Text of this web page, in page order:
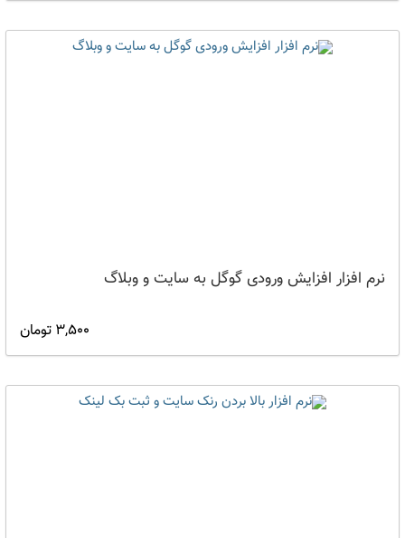
نرم افزار افزایش ورودی گوگل به سایت و وبلاگ
3,500 تومان